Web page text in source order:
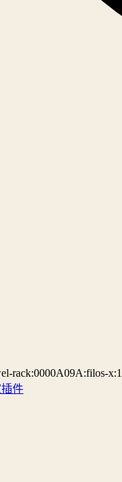
rack:0000A09A:filos-x:1
件